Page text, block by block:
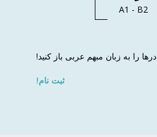
A1 - B2
درها را به زبان مبهم عربی باز کنید!
ثبت نام!